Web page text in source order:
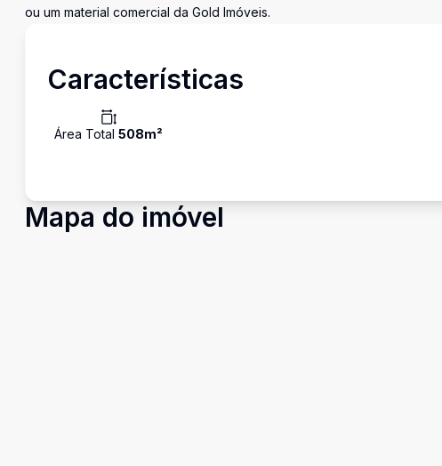
ou um material comercial da Gold Imóveis.
Características
Área Total 508m²
Mapa do imóvel